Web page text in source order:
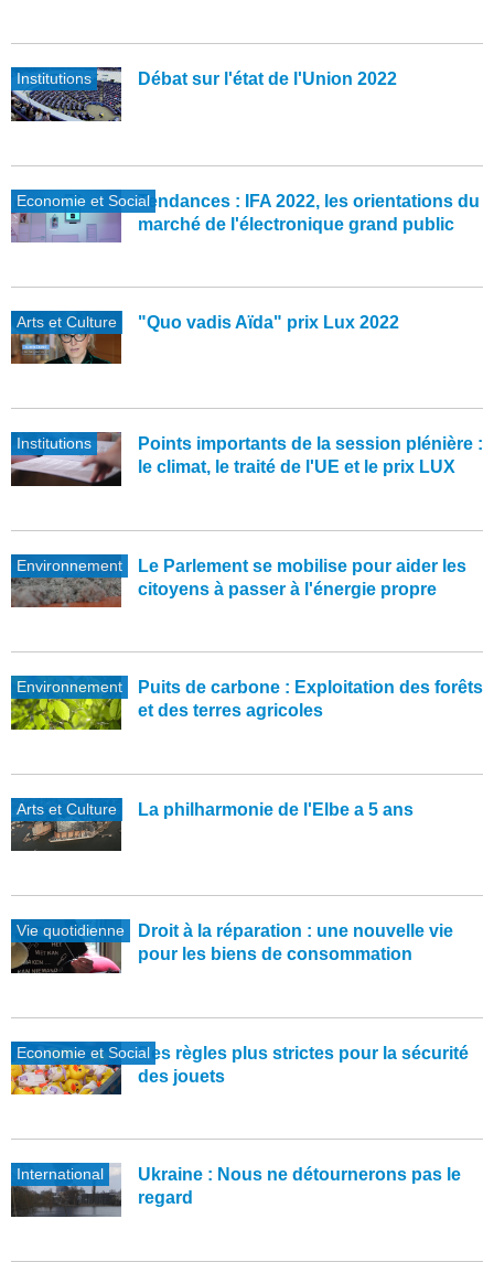
Institutions Débat sur l'état de l'Union 2022
Economie et SocialTendances : IFA 2022, les orientations du
marché de l'électronique grand public
Arts et Culture "Quo vadis Aïda" prix Lux 2022
Institutions
Points importants de la session plénière :
le climat, le traité de l'UE et le prix LUX
Environnement
Le Parlement se mobilise pour aider les
citoyens à passer à l'énergie propre
Environnement
Puits de carbone : Exploitation des forêts
et des terres agricoles
Arts et Culture La philharmonie de l'Elbe a 5 ans
Vie quotidienne
Droit à la réparation : une nouvelle vie
pour les biens de consommation
Economie et SocialDes règles plus strictes pour la sécurité
des jouets
International
Ukraine : Nous ne détournerons pas le
regard